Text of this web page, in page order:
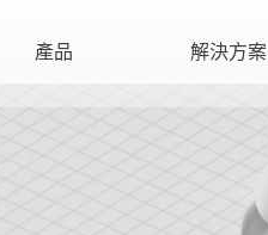
產品 解決方案